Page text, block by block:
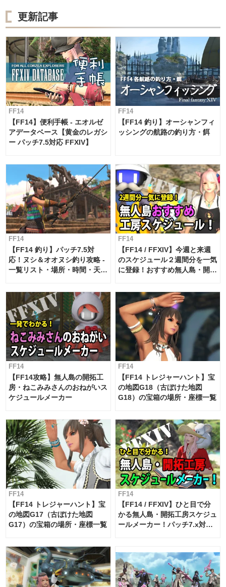
更新記事
FF14
【FF14】便利手帳 - エオルゼ
アデータベース【黄金のレガシ
ー パッチ7.5対応 FFXIV】
FF14
【FF14 釣り】オーシャンフィ
ッシングの航路の釣り方・餌
FF14
【FF14 釣り】パッチ7.5対
応！ヌシ＆オオヌシ釣り攻略 -
一覧リスト・場所・時間・天
FF14
【FF14 / FFXIV】今週と来週
のスケジュール２週間分を一気
に登録！おすすめ無人島・開拓
FF14
【FF14攻略】無人島の開拓工
房・ねこみみさんのおねがいス
ケジュールメーカー
FF14
【FF14 トレジャーハント】宝
の地図G18（古ぼけた地図
G18）の宝箱の場所・座標一覧
FF14
【FF14 トレジャーハント】宝
の地図G17（古ぼけた地図
G17）の宝箱の場所・座標一覧
FF14
【FF14 / FFXIV】ひと目で分
かる無人島・開拓工房スケジュ
ールメーカー！パッチ7.x対応